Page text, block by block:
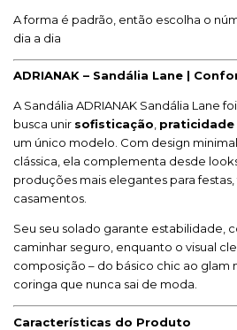
A forma é padrão, então escolha o
dia a dia
ADRIANAK – Sandália Lane |
A Sandália ADRIANAK Sandália Lane
busca unir sofisticação, praticidade
um único modelo. Com design
clássica, ela complementa desde
produções mais elegantes para
casamentos.
Seu seu solado garante estabilidade,
caminhar seguro, enquanto o visual
composição – do básico chic ao glam
coringa que nunca sai de moda.
Características do Produto